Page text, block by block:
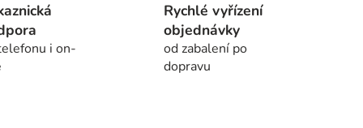
i on-
Rychlé vyřízení
objednávky
od zabalení po
dopravu